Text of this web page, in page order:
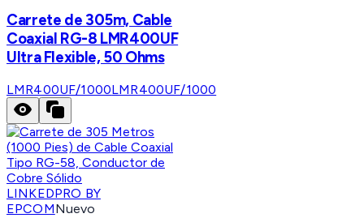
Carrete de 305m, Cable
Coaxial RG-8 LMR400UF
Ultra Flexible, 50 Ohms
LMR400UF/1000LMR400UF/1000
LINKEDPRO BY
EPCOMNuevo